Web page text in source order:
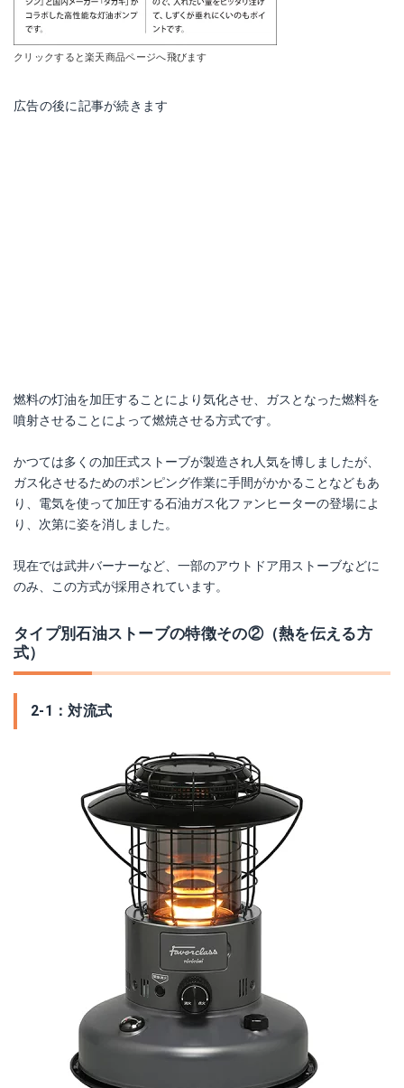
クリックすると楽天商品ページへ飛びます
広告の後に記事が続きます
燃料の灯油を加圧することにより気化させ、ガスとなった燃料を
噴射させることによって燃焼させる方式です。
かつては多くの加圧式ストーブが製造され人気を博しましたが、
ガス化させるためのポンピング作業に手間がかかることなどもあ
り、電気を使って加圧する石油ガス化ファンヒーターの登場によ
り、次第に姿を消しました。
現在では武井バーナーなど、一部のアウトドア用ストーブなどに
のみ、この方式が採用されています。
タイプ別石油ストーブの特徴その②（熱を伝える方
式）
2-1：対流式